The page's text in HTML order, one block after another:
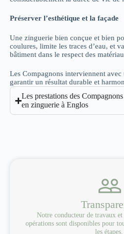
Préserver l’esthétique et la façade
Une zinguerie bien conçue et bien
coulures, limite les traces d’eau, et
bâtiment dans le respect des
Les Compagnons interviennent
garantir un résultat durable et
Les prestations des
en zinguerie à Englos
Notre conducteur de travaux et
opérations sont disponibles pour
les étapes.